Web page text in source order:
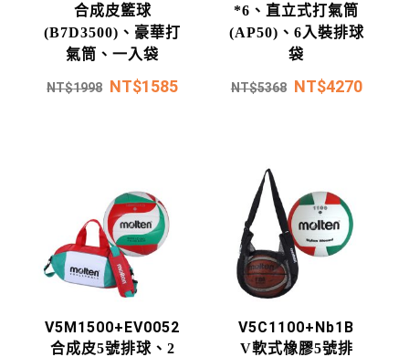
合成皮籃球
(B7D3500)、豪華打
氣筒、一入袋
NT$1998 NT$1585
*6、直立式打氣筒
(AP50)、6入裝排球
袋
NT$5368 NT$4270
V5M1500+EV0052
合成皮5號排球、2
V5C1100+Nb1B
V軟式橡膠5號排